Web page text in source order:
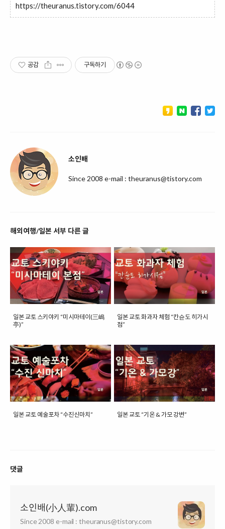
https://theuranus.tistory.com/6044
공감 구독하기
소인배
Since 2008 e-mail : theuranus@tistory.com
해외여행/일본 서부 다른 글
일본 교토 스키야키 “미시마테이(三嶋
亭)”
일본 교토 화과자 체험 “칸슌도 히가시
점”
일본 교토 예술포차 “수진신마치” 일본 교토 “기온 & 가모 강변”
댓글
소인배(小人輩).com
Since 2008 e-mail : theuranus@tistory.com